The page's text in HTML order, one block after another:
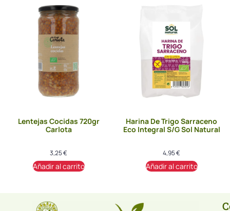
Lentejas Cocidas 720gr
Carlota
3,25€
Añadir al carrito
Harina De Trigo Sarraceno
Eco Integral S/G Sol Natural
4,95€
Añadir al carrito